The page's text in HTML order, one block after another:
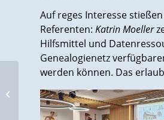
Auf reges Interesse
Referenten: Katrin Moeller
Hilfsmittel und
Genealogienetz
werden können. Das
75. Deutscher
Genealogentag – Tag 1